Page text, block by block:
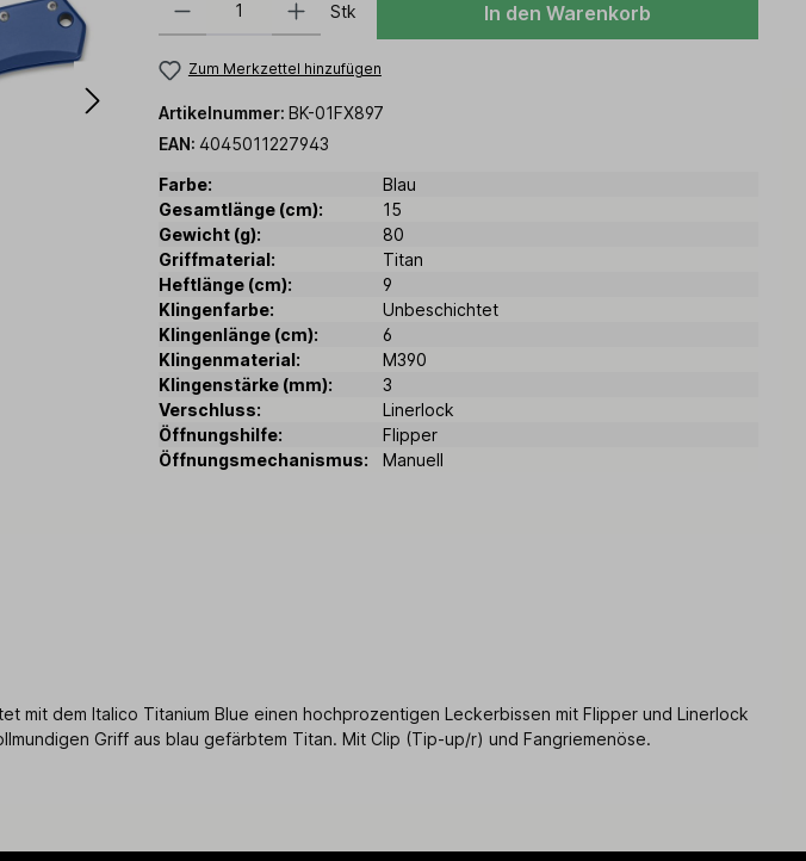
Stk In den Warenkorb
Zum Merkzettel hinzufügen
Artikelnummer: BK-01FX897
EAN: 4045011227943
Farbe:
Blau
Gesamtlänge (cm):
15
Gewicht (g):
80
Griffmaterial:
Titan
Heftlänge (cm):
9
Klingenfarbe:
Unbeschichtet
Klingenlänge (cm):
6
Klingenmaterial:
M390
Klingenstärke (mm):
3
Verschluss:
Linerlock
Öffnungshilfe:
Flipper
Öffnungsmechanismus:
Manuell
mit dem Italico Titanium Blue einen hochprozentigen Leckerbissen mit Flipper und Linerlock
Griff aus blau gefärbtem Titan. Mit Clip (Tip-up/r) und Fangriemenöse.